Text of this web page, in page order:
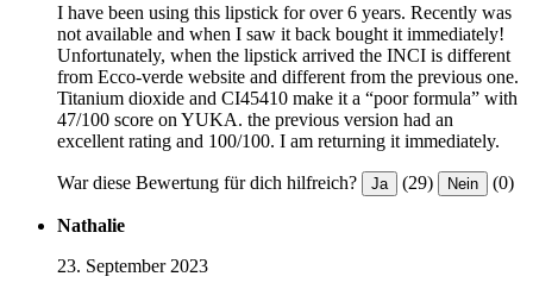
I have been using this lipstick for over 6 years. Recently was
not available and when I saw it back bought it immediately!
Unfortunately, when the lipstick arrived the INCI is different
from Ecco-verde website and different from the previous one.
Titanium dioxide and CI45410 make it a “poor formula” with
47/100 score on YUKA. the previous version had an
excellent rating and 100/100. I am returning it immediately.
War diese Bewertung für dich hilfreich? Ja (29) Nein (0)
Nathalie
23. September 2023